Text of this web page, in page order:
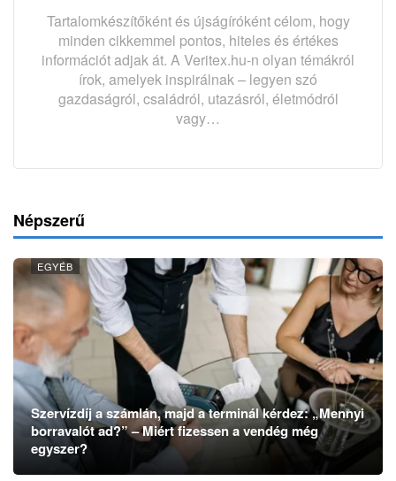
Tartalomkészítőként és újságíróként célom, hogy
minden cikkemmel pontos, hiteles és értékes
információt adjak át. A Veritex.hu-n olyan témákról
írok, amelyek inspirálnak – legyen szó
gazdaságról, családról, utazásról, életmódról
vagy…
Népszerű
EGYÉB
Szervízdíj a számlán, majd a terminál kérdez: „Mennyi
borravalót ad?” – Miért fizessen a vendég még
egyszer?